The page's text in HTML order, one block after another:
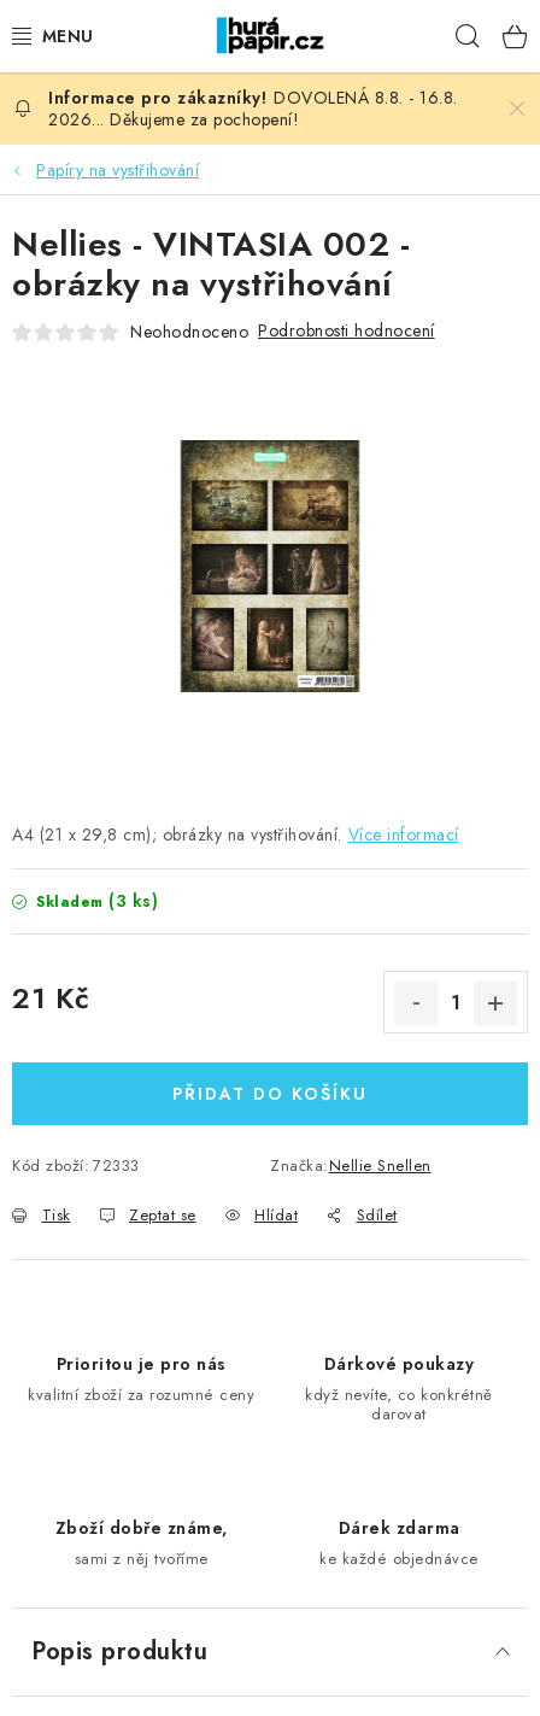
na
NOVINKY
HURÁ DÍLNA
VŠECHNO ZBOŽÍ
KNIHAŘSKÝ MATERIÁL
MOJE OBJEDNÁVKA
Moje objednávka
Oblíbené ♥️
DOVOLENÁ 8.8. - 16.8.
2026... Děkujeme za pochopení!
Papíry na vystřihování
A4 (21 x 29,8 cm); obrázky na vystřihování. Více informací
Skladem (3 ks)
21 Kč
PŘIDAT DO KOŠÍKU
Kód zboží: 72333 Značka:Nellie Snellen
Tisk Zeptat se Hlídat Sdílet
Nellies - VINTASIA 002 -
obrázky na vystřihování
Neohodnoceno Podrobnosti hodnocení
Prioritou je pro nás
kvalitní zboží za rozumné ceny
Dárkové poukazy
když nevíte, co konkrétně
darovat
Zboží dobře známe,
sami z něj tvoříme
Dárek zdarma
ke každé objednávce
Popis produktu